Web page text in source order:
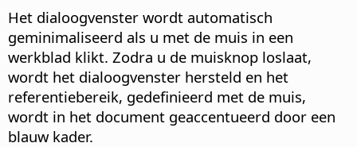
Het dialoogvenster wordt automatisch
geminimaliseerd als u met de muis in een
werkblad klikt. Zodra u de muisknop loslaat,
wordt het dialoogvenster hersteld en het
referentiebereik, gedefinieerd met de muis,
wordt in het document geaccentueerd door een
blauw kader.